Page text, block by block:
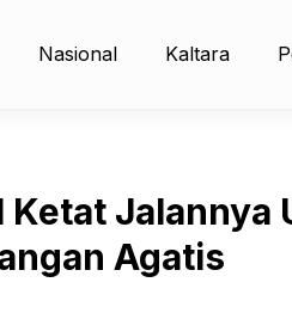
Nasional Kaltara
Jalannya
Agatis